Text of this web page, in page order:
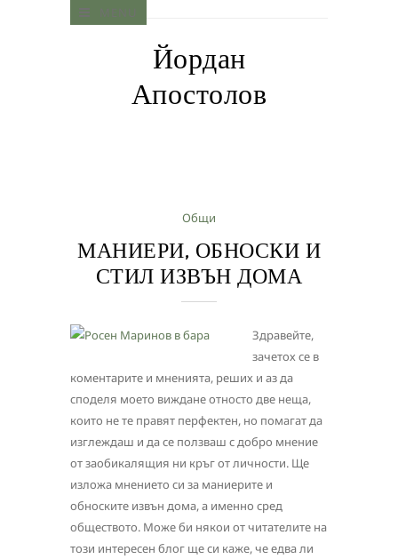
Йордан
Апостолов
Общи
МАНИЕРИ, ОБНОСКИ И
СТИЛ ИЗВЪН ДОМА
Здравейте,
зачетох се в
коментарите и мненията, реших и аз да
споделя моето виждане относто две неща,
които не те правят перфектен, но помагат да
изглеждаш и да се ползваш с добро мнение
от заобикалящия ни кръг от личности. Ще
изложа мнението си за маниерите и
обноските извън дома, а именно сред
обществото. Може би някои от читателите на
този интересен блог ще си каже, че едва ли